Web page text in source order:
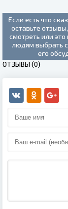
Если есть что
оставьте
смотреть или
людям выбрать
его
ОТЗЫВЫ (0)